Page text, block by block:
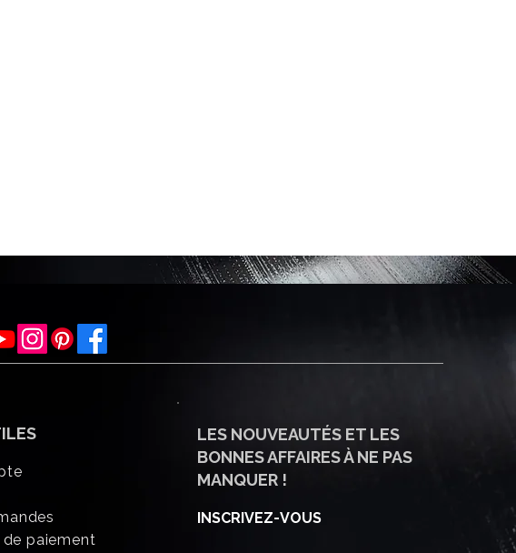
de paiement
LES NOUVEAUTÉS ET LES
BONNES AFFAIRES À NE PAS
MANQUER !
INSCRIVEZ-VOUS